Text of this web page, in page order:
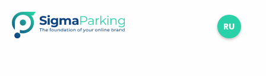
RU